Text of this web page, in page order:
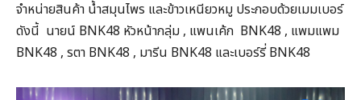
จำหน่ายสินค้า น้ำสมุนไพร และข้าวเหนียวหมู ประกอบด้วยเมมเบอร์
ดังนี้ นายน์ BNK48 หัวหน้ากลุ่ม , แพนเค้ก BNK48 , แพมแพม
BNK48 , รตา BNK48 , มารีน BNK48 และเบอร์รี่ BNK48